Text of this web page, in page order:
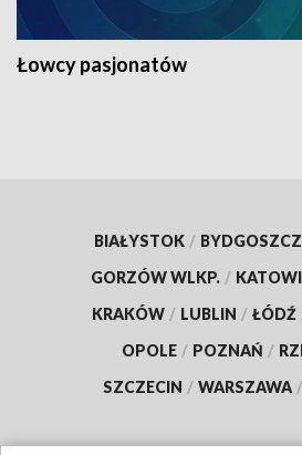
Łowcy pasjonatów
BIAŁYSTOK / BYDGOSZCZ
GORZÓW WLKP. /
KRAKÓW / LUBLIN / ŁÓDŹ
OPOLE / POZNAŃ /
SZCZECIN / WARSZAWA /